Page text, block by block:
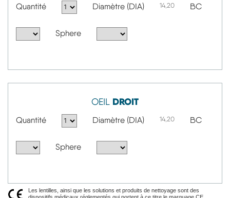
Quantité Diamètre (DIA) 14,20 BC
Sphere
OEIL DROIT
Quantité Diamètre (DIA) 14,20 BC
Sphere
Les lentilles, ainsi que les solutions et produits de nettoyage sont des